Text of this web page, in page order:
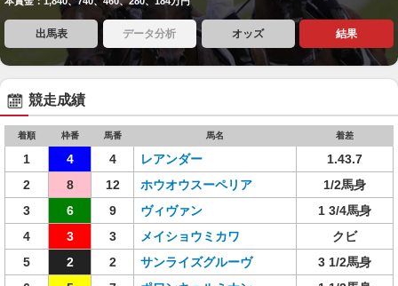
出馬表 データ分析 オッズ 結果
競走成績
着順 枠番 馬番 馬名 着差
1 4 4 レアンダー
1.43.7
2
8 12 ホウオウスーペリア
1/2馬身
3
6 9 ヴィヴァン
1 3/4馬身
4
3 3 メイショウミカワ
クビ
5
2 2 サンライズグルーヴ
3 1/2馬身